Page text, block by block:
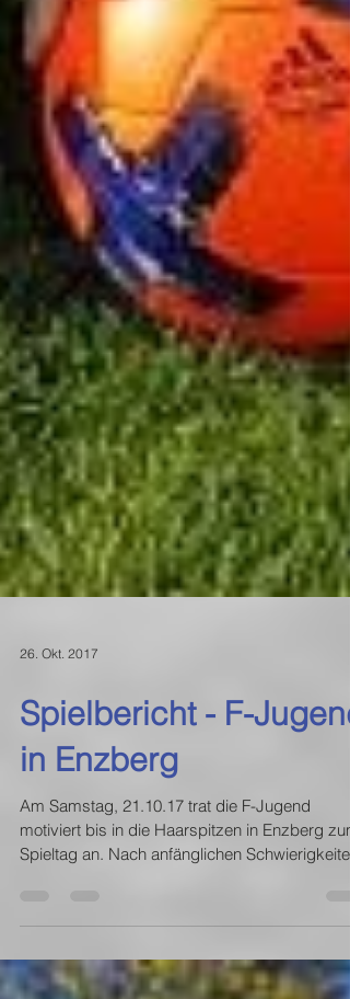
26. Okt. 2017
Spielbericht - F-Jugend
in Enzberg
Spieltag an. Nach anfänglichen Schwierigkeiten
in...